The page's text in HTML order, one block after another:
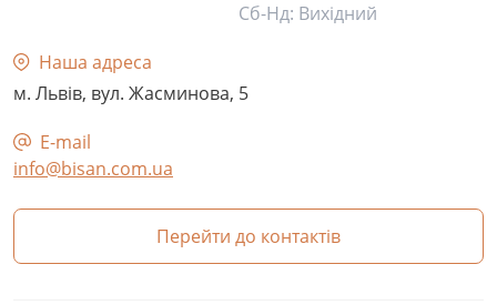
Сб-Нд: Вихідний
Наша адреса
м. Львів, вул. Жасминова, 5
E-mail
info@bisan.com.ua
Перейти до контактів